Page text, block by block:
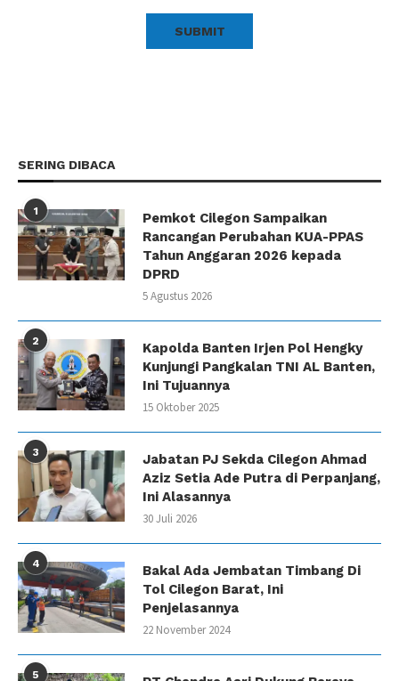
SERING DIBACA
1
Pemkot Cilegon Sampaikan
Rancangan Perubahan KUA-PPAS
Tahun Anggaran 2026 kepada
DPRD
5 Agustus 2026
2
Kapolda Banten Irjen Pol Hengky
Kunjungi Pangkalan TNI AL Banten,
Ini Tujuannya
15 Oktober 2025
3
Jabatan PJ Sekda Cilegon Ahmad
Aziz Setia Ade Putra di Perpanjang,
Ini Alasannya
30 Juli 2026
4
Bakal Ada Jembatan Timbang Di
Tol Cilegon Barat, Ini
Penjelasannya
22 November 2024
5